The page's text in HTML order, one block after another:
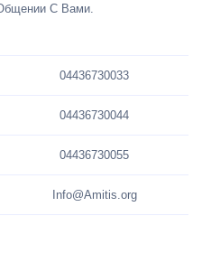
С Вами.
04436730033
04436730044
04436730055
Info@Amitis.org